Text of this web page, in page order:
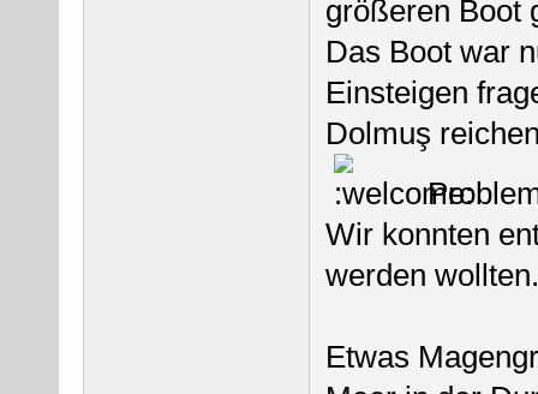
größeren Boot
Das Boot war
Einsteigen
Dolmuş
Wir konnten
werden wollten.
Etwas